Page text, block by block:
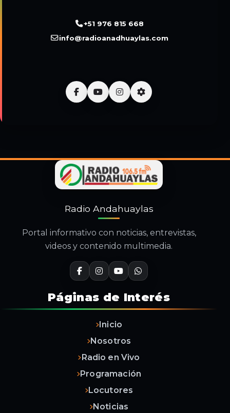
+51 976 815 668
info@radioanadhuaylas.com
Radio Andahuaylas
Portal informativo con noticias, entrevistas,
videos y contenido multimedia.
Páginas de Interés
Inicio
Nosotros
Radio en Vivo
Programación
Locutores
Noticias